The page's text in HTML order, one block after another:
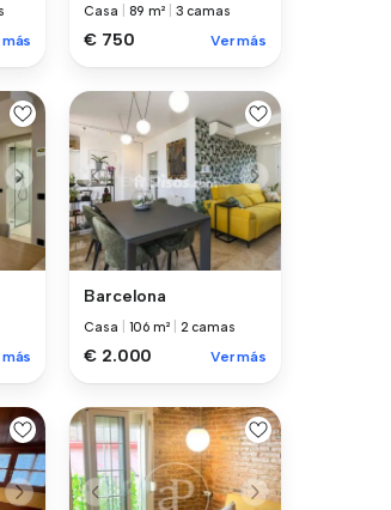
Casa 89 m² 3 camas
€ 750 Ver más
Barcelona
Casa 106 m² 2 camas
€ 2.000 Ver más